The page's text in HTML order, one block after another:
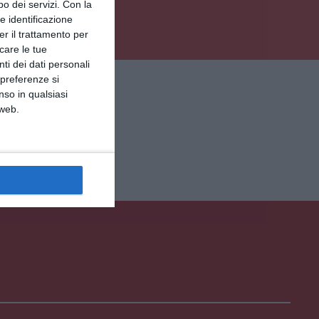
dei servizi. Con la
identificazione
il trattamento per
le tue
dei dati personali
si
in qualsiasi